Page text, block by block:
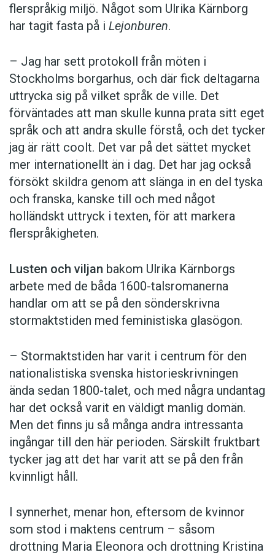
flerspråkig miljö. Något som Ulrika Kärnborg
har tagit fasta på i Lejonburen.
– Jag har sett protokoll från möten i
Stockholms borgarhus, och där fick deltagarna
uttrycka sig på vilket språk de ville. Det
förväntades att man skulle kunna prata sitt eget
språk och att andra skulle förstå, och det tycker
jag är rätt coolt. Det var på det sättet mycket
mer internationellt än i dag. Det har jag också
försökt skildra genom att slänga in en del tyska
och franska, kanske till och med något
holländskt uttryck i texten, för att markera
flerspråkigheten.
Lusten och viljan bakom Ulrika Kärnborgs
arbete med de båda 1600-talsromanerna
handlar om att se på den sönderskrivna
stormaktstiden med feministiska glasögon.
– Stormaktstiden har varit i centrum för den
nationalistiska svenska historieskrivningen
ända sedan 1800-talet, och med några undantag
har det också varit en väldigt manlig domän.
Men det finns ju så många andra intressanta
ingångar till den här perioden. Särskilt fruktbart
tycker jag att det har varit att se på den från
kvinnligt håll.
I synnerhet, menar hon, eftersom de kvinnor
som stod i maktens centrum – såsom
drottning Maria Eleonora och drottning Kristina